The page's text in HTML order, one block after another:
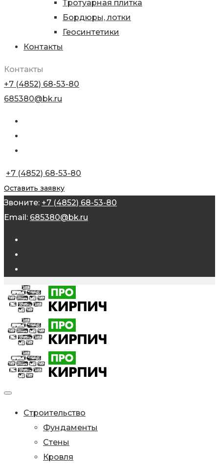
Тротуарная плитка
Бордюры, лотки
Геосинтетики
Контакты
Контакты
+7 (4852) 68-53-80
685380@bk.ru
+7 (4852) 68-53-80
Оставить заявку
Звоните: +7 (4852) 68-53-80
Email: 685380@bk.ru
Строительство
Фундаменты
Стены
Кровля